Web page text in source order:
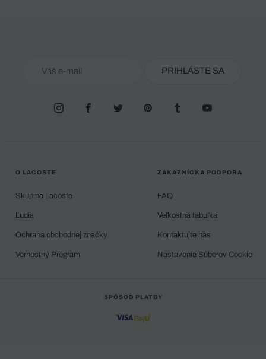
PRIHLÁSTE SA
O LACOSTE
Skupina Lacoste
Ľudia
Ochrana obchodnej značky
Vernostný Program
ZÁKAZNÍCKA PODPORA
FAQ
Veľkostná tabuľka
Kontaktujte nás
Nastavenia Súborov Cookie
SPÔSOB PLATBY